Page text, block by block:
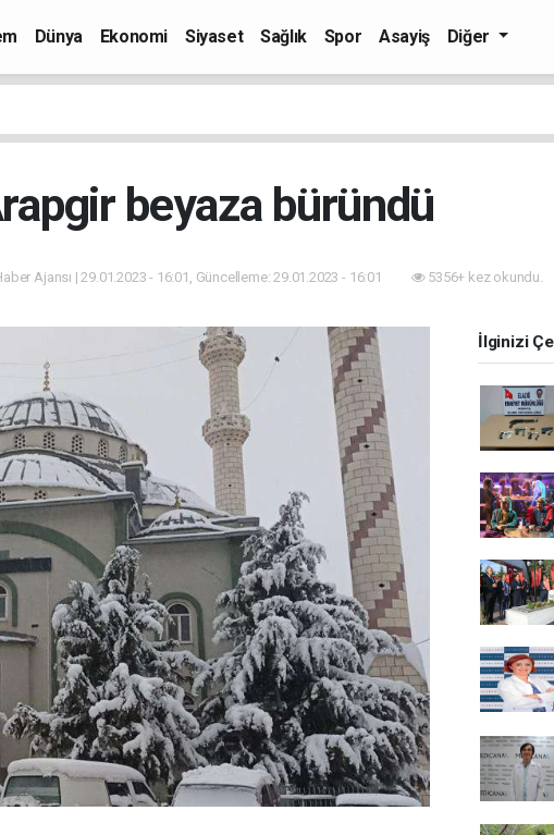
Dünya Ekonomi Siyaset Sağlık Spor Asayiş Diğer
beyaza büründü
Ajansı | 29.01.2023 - 16:01, Güncelleme: 29.01.2023 - 16:01 5356+ kez okundu.
İlginizi